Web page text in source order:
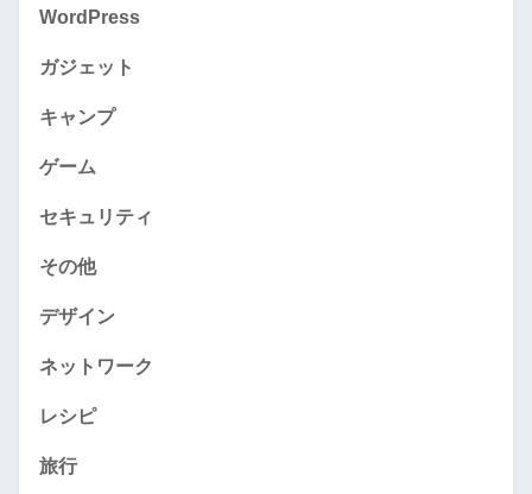
WordPress
ガジェット
キャンプ
ゲーム
セキュリティ
その他
デザイン
ネットワーク
レシピ
旅行